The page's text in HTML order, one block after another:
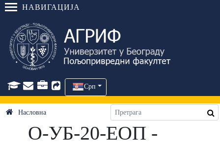
НАВИГАЦИЈА
Срп
Насловна
О-УБ-20-ЕОП -